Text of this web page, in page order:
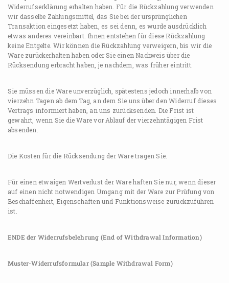
Widerrufserklärung erhalten haben. Für die Rückzahlung verwenden
wir dasselbe Zahlungsmittel, das Sie bei der ursprünglichen
Transaktion eingesetzt haben, es sei denn, es wurde ausdrücklich
etwas anderes vereinbart. Ihnen entstehen für diese Rückzahlung
keine Entgelte. Wir können die Rückzahlung verweigern, bis wir die
Ware zurückerhalten haben oder Sie einen Nachweis über die
Rücksendung erbracht haben, je nachdem, was früher eintritt.
Sie müssen die Ware unverzüglich, spätestens jedoch innerhalb von
vierzehn Tagen ab dem Tag, an dem Sie uns über den Widerruf dieses
Vertrags informiert haben, an uns zurücksenden. Die Frist ist
gewahrt, wenn Sie die Ware vor Ablauf der vierzehntägigen Frist
absenden.
Die Kosten für die Rücksendung der Ware tragen Sie.
Für einen etwaigen Wertverlust der Ware haften Sie nur, wenn dieser
auf einen nicht notwendigen Umgang mit der Ware zur Prüfung von
Beschaffenheit, Eigenschaften und Funktionsweise zurückzuführen
ist.
ENDE der Widerrufsbelehrung (End of Withdrawal Information)
Muster-Widerrufsformular (Sample Withdrawal Form)